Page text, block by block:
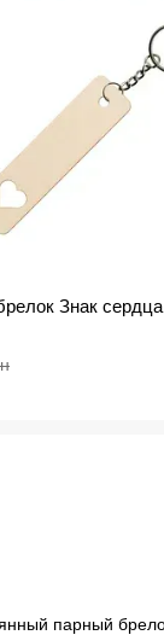
Знак сердца